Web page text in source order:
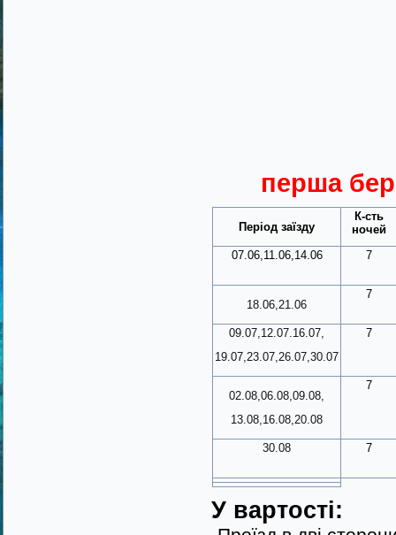
перша
Період заїзду
К-сть
ночей
07.06,11.06,14.06
7
18.06,21.06
7
09.07,12.07.16.07,
19.07,23.07,26.07,30.07
7
02.08,06.08,09.08,
13.08,16.08,20.08
7
30.08 7
У вартості: